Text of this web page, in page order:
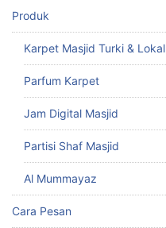
Produk
Karpet Masjid Turki & Lokal
Parfum Karpet
Jam Digital Masjid
Partisi Shaf Masjid
Al Mummayaz
Cara Pesan